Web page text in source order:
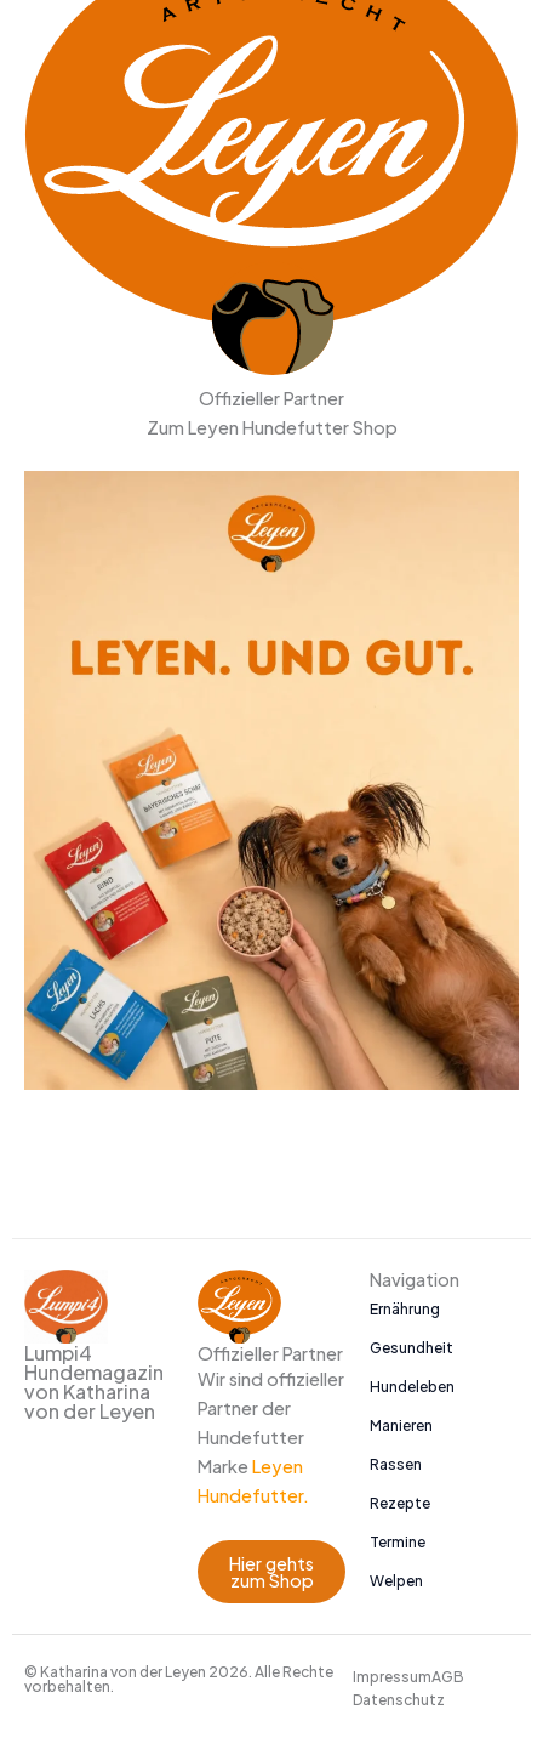
Offizieller Partner
Zum Leyen Hundefutter Shop
Lumpi4
Hundemagazin
von Katharina
von der Leyen
Offizieller Partner
Wir sind offizieller
Partner der
Hundefutter
Marke Leyen
Hundefutter.
Hier gehts
zum Shop
Navigation
Ernährung
Gesundheit
Hundeleben
Manieren
Rassen
Rezepte
Termine
Welpen
© Katharina von der Leyen 2026. Alle Rechte
vorbehalten.
ImpressumAGB
Datenschutz